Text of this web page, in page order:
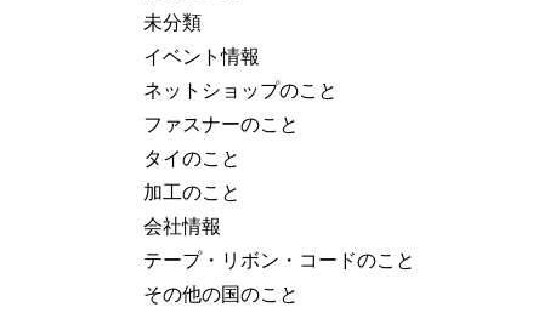
未分類
イベント情報
ネットショップのこと
ファスナーのこと
タイのこと
加工のこと
会社情報
テープ・リボン・コードのこと
その他の国のこと